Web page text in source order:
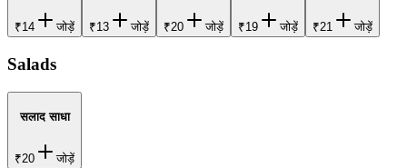
₹14 जोड़ें ₹13 जोड़ें ₹20 जोड़ें ₹19 जोड़ें ₹21 जोड़ें
Salads
सलाद साधा
₹20 जोड़ें